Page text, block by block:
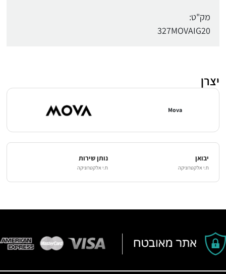
מק"ט:
327MOVAIG20
יצרן
Mova
יבואן
ח.י אלקטרוניקה
נותן שירות
ח.י אלקטרוניקה